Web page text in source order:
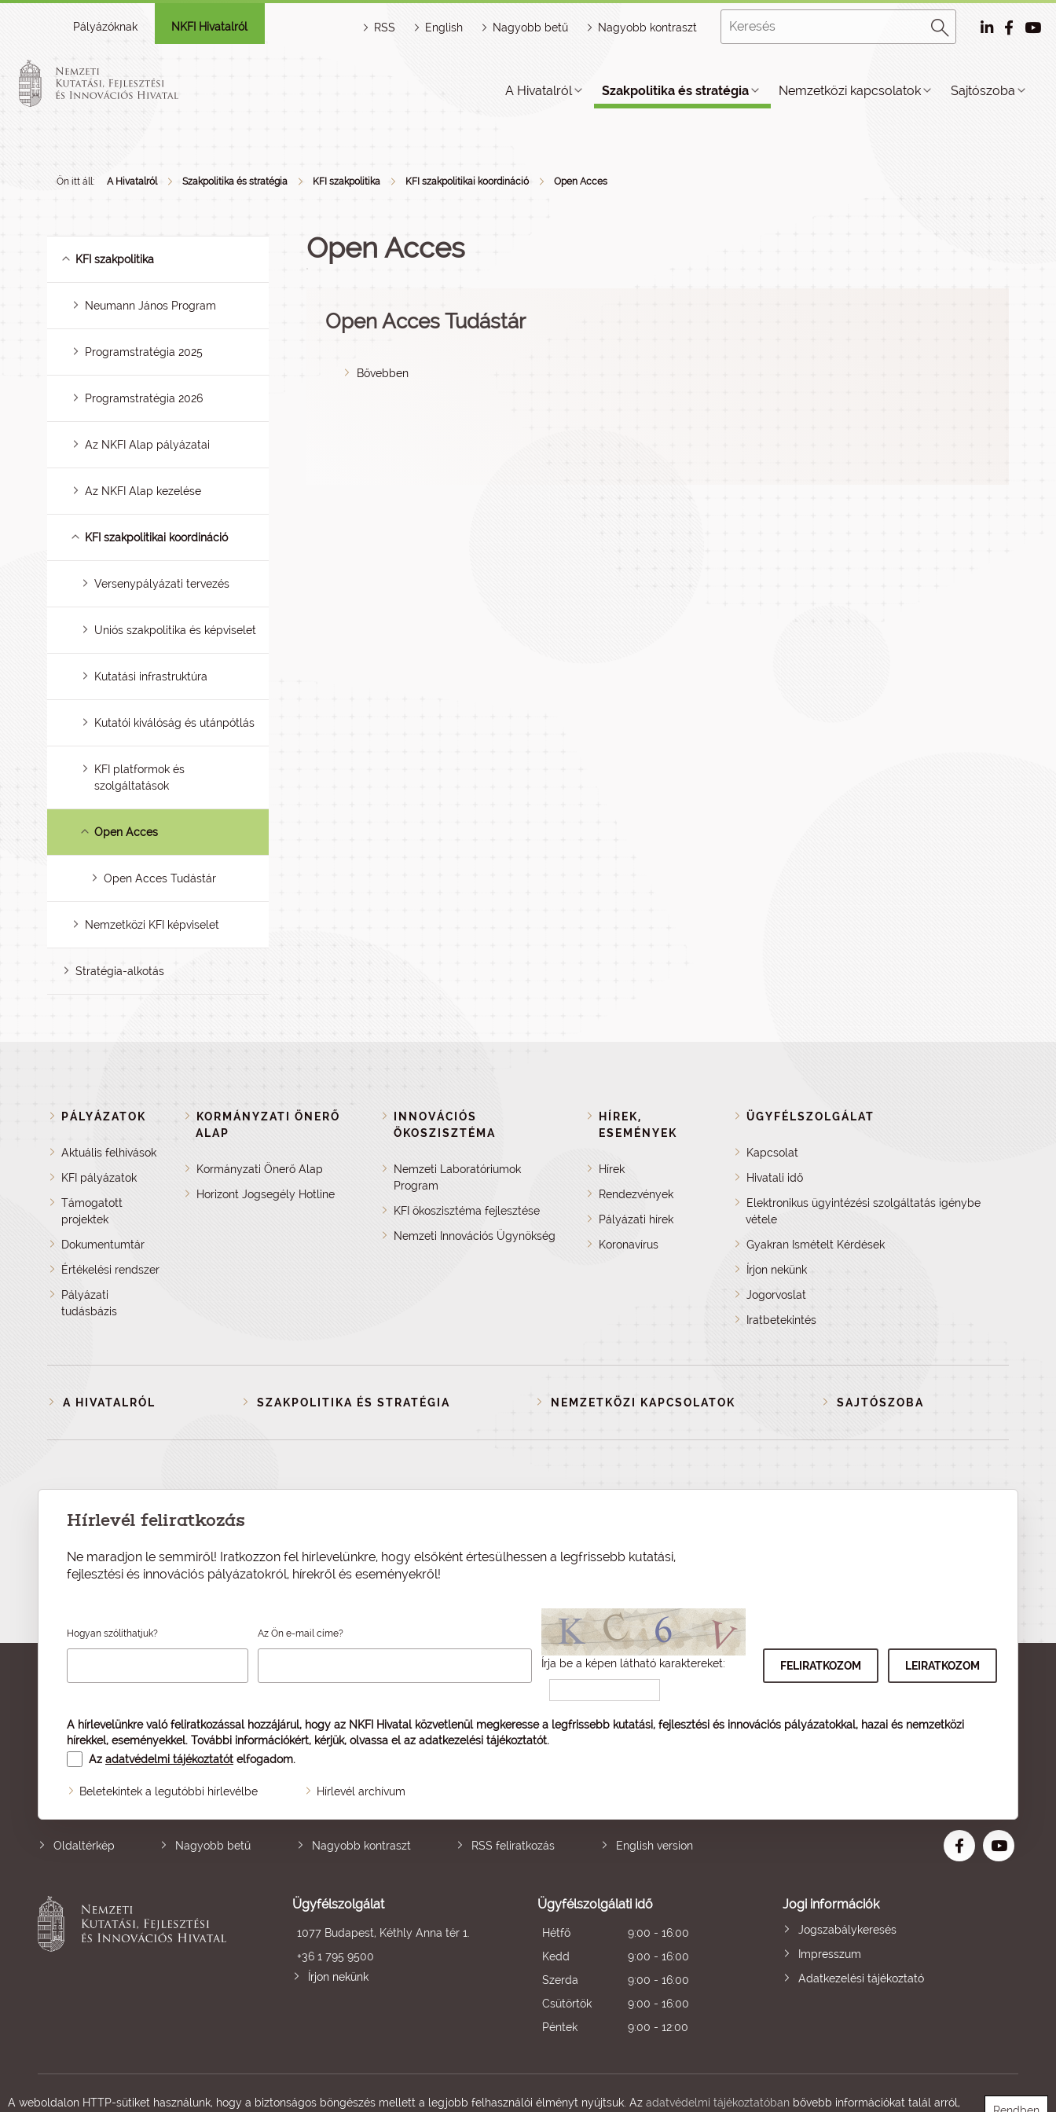
Pályázóknak NKFI Hivatalról RSS English Nagyobb betű Nagyobb kontraszt
A Hivatalról Szakpolitika és stratégia Nemzetközi kapcsolatok Sajtószoba
Ön itt áll: A Hivatalról Szakpolitika és stratégia KFI szakpolitika KFI szakpolitikai koordináció Open Acces
KFI szakpolitika
Neumann János Program
Programstratégia 2025
Programstratégia 2026
Az NKFI Alap pályázatai
Az NKFI Alap kezelése
KFI szakpolitikai koordináció
Versenypályázati tervezés
Uniós szakpolitika és képviselet
Kutatási infrastruktúra
Kutatói kiválóság és utánpótlás
KFI platformok és
szolgáltatások
Open Acces
Open Acces Tudástár
Nemzetközi KFI képviselet
Stratégia-alkotás
Open Acces
Open Acces Tudástár
Bővebben
PÁLYÁZATOK
Aktuális felhívások
KFI pályázatok
Támogatott
projektek
Dokumentumtár
Értékelési rendszer
Pályázati
tudásbázis
KORMÁNYZATI ÖNERŐ
ALAP
Kormányzati Önerő Alap
Horizont Jogsegély Hotline
INNOVÁCIÓS
ÖKOSZISZTÉMA
Nemzeti Laboratóriumok
Program
KFI ökoszisztéma fejlesztése
Nemzeti Innovációs Ügynökség
HÍREK,
ESEMÉNYEK
Hírek
Rendezvények
Pályázati hírek
Koronavírus
ÜGYFÉLSZOLGÁLAT
Kapcsolat
Hivatali idő
Elektronikus ügyintézési szolgáltatás igénybe
vétele
Gyakran Ismételt Kérdések
Írjon nekünk
Jogorvoslat
Iratbetekintés
A HIVATALRÓL SZAKPOLITIKA ÉS STRATÉGIA NEMZETKÖZI KAPCSOLATOK SAJTÓSZOBA
Hírlevél feliratkozás
Ne maradjon le semmiről! Iratkozzon fel hírlevelünkre, hogy elsőként értesülhessen a legfrissebb kutatási,
fejlesztési és innovációs pályázatokról, hírekről és eseményekről!
Hogyan szólíthatjuk? Az Ön e-mail címe?
Írja be a képen látható karaktereket:
A hírlevelünkre való feliratkozással hozzájárul, hogy az NKFI Hivatal közvetlenül megkeresse a legfrissebb kutatási, fejlesztési és innovációs pályázatokkal, hazai és nemzetközi
hírekkel, eseményekkel. További információkért, kérjük, olvassa el az adatkezelési tájékoztatót.
Az adatvédelmi tájékoztatót elfogadom.
Beletekintek a legutóbbi hírlevélbe Hírlevél archívum
Oldaltérkép Nagyobb betű Nagyobb kontraszt RSS feliratkozás English version
Ügyfélszolgálat
1077 Budapest, Kéthly Anna tér 1.
+36 1 795 9500
Írjon nekünk
Ügyfélszolgálati idő
Hétfő
9:00 - 16:00
Kedd
9:00 - 16:00
Szerda
9:00 - 16:00
Csütörtök
9:00 - 16:00
Péntek
9:00 - 12:00
Jogi információk
Jogszabálykeresés
Impresszum
Adatkezelési tájékoztató
A weboldalon HTTP-sütiket használunk, hogy a biztonságos böngészés mellett a legjobb felhasználói élményt nyújtsuk. Az adatvédelmi tájékoztatóban bővebb információkat talál arról,